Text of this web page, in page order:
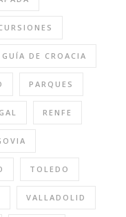
GUÍA DE CROACIA
PARQUES
RENFE
TOLEDO
VALLADOLID